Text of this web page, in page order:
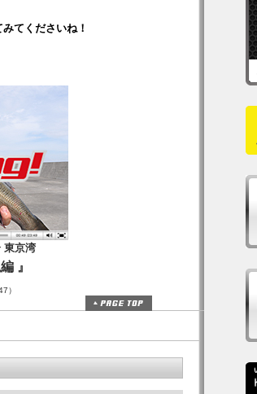
てくださいね！
東京湾
』
）